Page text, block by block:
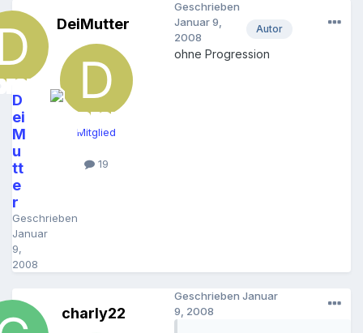
D
ei
M
u
tt
e
r
Geschrieben
Januar
9,
2008
DeiMutter
Mitglied
19
Autor
Geschrieben
Januar 9,
2008
ohne Progression
charly22
Geschrieben Januar
9, 2008